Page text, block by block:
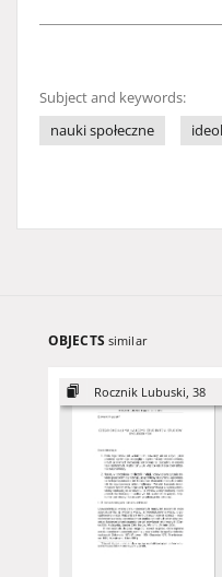
Subject and keywords:
nauki społeczne
OBJECTS similar
Rocznik Lubuski, 38